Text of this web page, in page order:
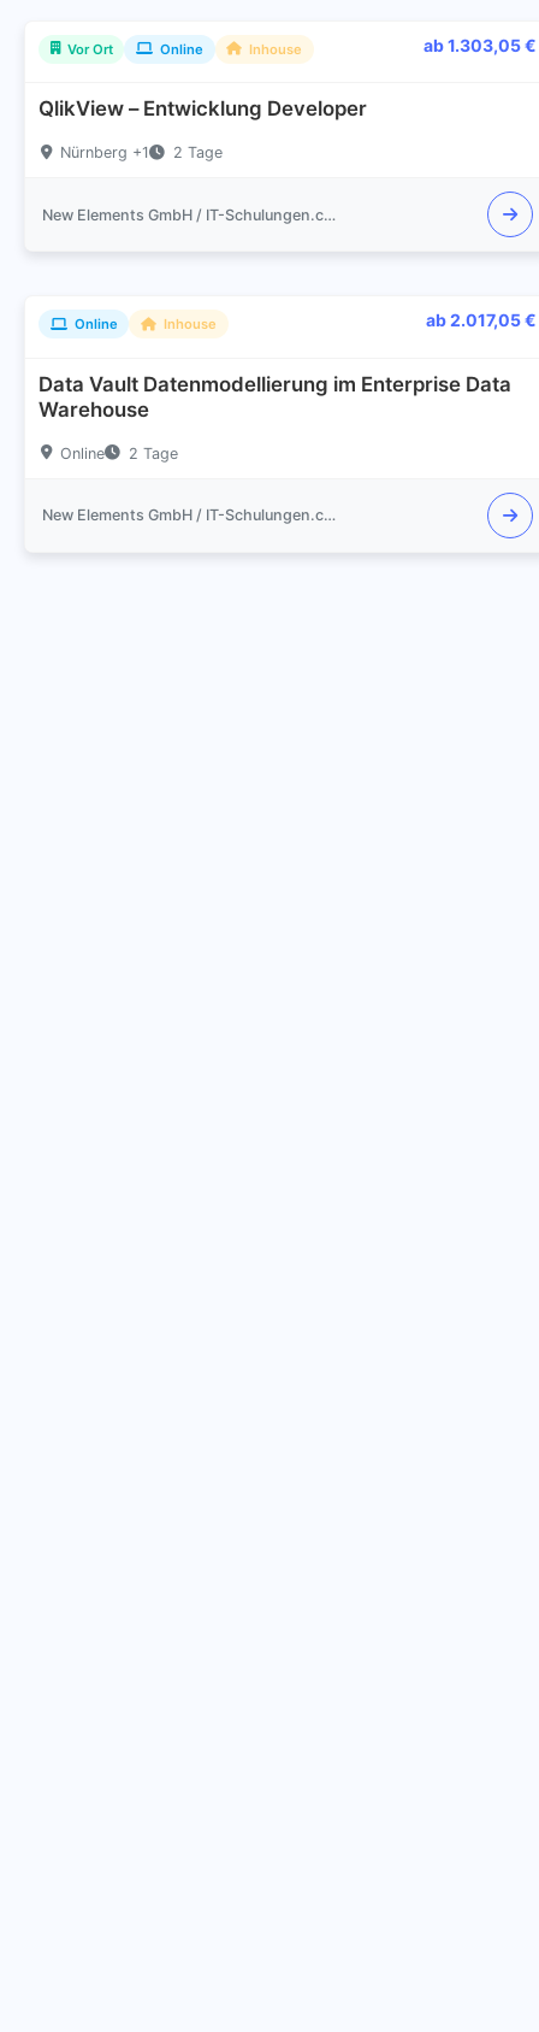
Vor Ort Online Inhouse ab 1.303,05 €
QlikView – Entwicklung Developer
Nürnberg +1 2 Tage
New Elements GmbH / IT-Schulungen.com
Online Inhouse ab 2.017,05 €
Data Vault Datenmodellierung im Enterprise Data
Warehouse
Online 2 Tage
New Elements GmbH / IT-Schulungen.com